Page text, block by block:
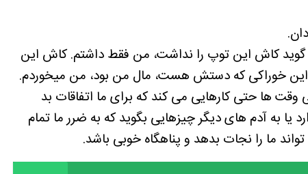
کاش این توپ را نداشت، من فقط داشتم. کاش این
خوراکی که دستش هست، مال من بود، من میخوردم.
ها حتی کارهایی می کند که برای ما اتفاقات بد
به آدم های دیگر چیزهایی بگوید که به ضرر ما تمام
ما را نجات بدهد و پناهگاه خوبی باشد.